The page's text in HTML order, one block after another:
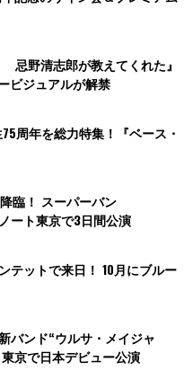
忌野清志郎が教えてくれた』
ビジュアルが解禁
周年を総力特集！『ベース・
臨！ スーパーバン
ート東京で3日間公演
テットで来日！ 10月にブルー
バンド“ウルサ・メイジャ
京で日本デビュー公演